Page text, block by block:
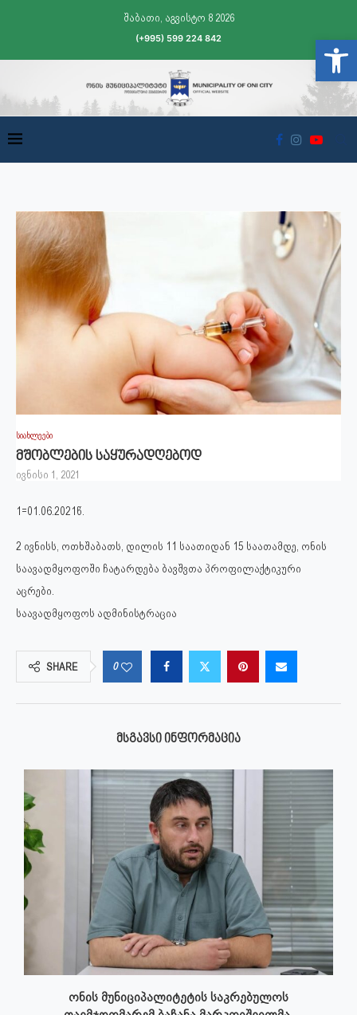
შაბათი, აგვისტო 8 2026
(+995) 599 224 842
სიახლეები
მშობლების საყურადღებოდ
ივნისი 1, 2021
1=01.06.2021წ.
2 ივნისს, ოთხშაბათს, დილის 11 საათიდან 15 საათამდე, ონის
საავადმყოფოში ჩატარდება ბავშვთა პროფილაქტიკური
აცრები.
საავადმყოფოს ადმინისტრაცია
SHARE 0
ᲛᲡᲒᲐᲕᲡᲘ ᲘᲜᲤᲝᲠᲛᲐᲪᲘᲐ
ონის მუნიციპალიტეტის საკრებულოს